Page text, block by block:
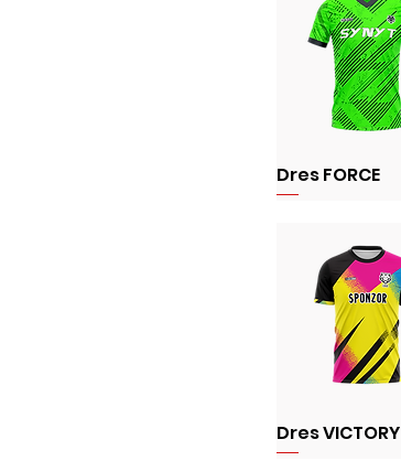
Dres FORCE
Dres VICTORY